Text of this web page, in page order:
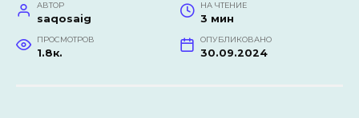
АВТОР
saqosaig
НА ЧТЕНИЕ
3 мин
ПРОСМОТРОВ
1.8к.
ОПУБЛИКОВАНО
30.09.2024